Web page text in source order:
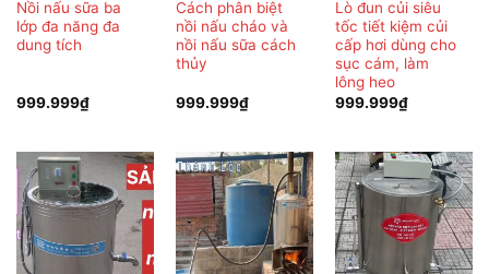
Nồi nấu sữa ba
lớp đa năng đa
dung tích
999.999₫
Cách phân biệt
nồi nấu cháo và
nồi nấu sữa cách
thủy
999.999₫
Lò đun củi siêu
tốc tiết kiệm củi
cấp hơi dùng cho
sục cám, làm
lông heo
999.999₫